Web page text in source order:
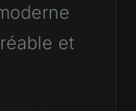
et